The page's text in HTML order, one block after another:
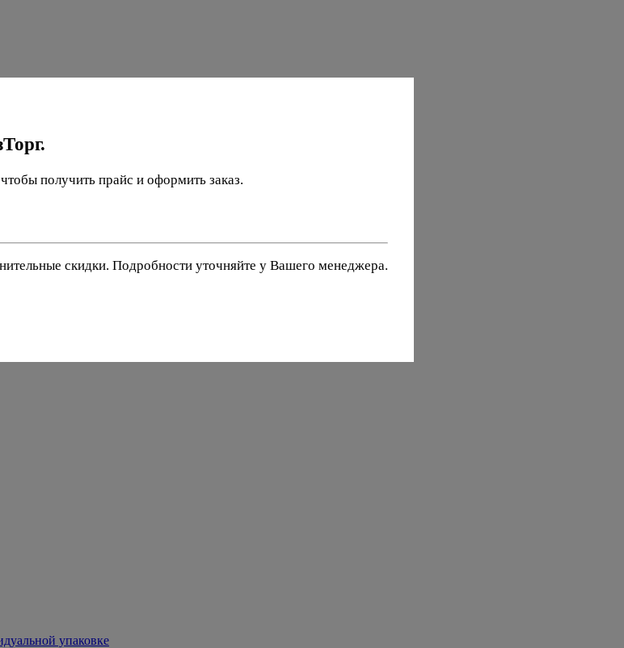
упаковке
получить прайс и оформить заказ.
скидки. Подробности уточняйте у Вашего менеджера.